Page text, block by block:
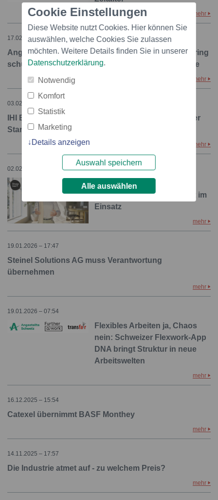
mehr
17.02.2026 – 19:30
Angestellte Schweiz fordert Transparenz: CSL Behring
schuldet Antworten und eine klare Standortstrategie
mehr
03.02.2026 – 18:00
IHI Bernex AG: massiver Stellenabbau am Schweizer
Standort - Angestellte Schweiz fordert Lösungen
mehr
02.02.2026 – 09:23
Psychische Belastungen
nehmen zu: "Ella" vermehrt im
Einsatz
mehr
19.01.2026 – 17:47
Steinel Solutions AG muss Verantwortung
übernehmen
mehr
19.01.2026 – 07:54
Flexibles Arbeiten ja, Chaos
nein: Schweizer Flexwork-App
DNA bringt Struktur in neue
Arbeitswelten
mehr
16.12.2025 – 15:54
Catexel übernimmt BASF Monthey
mehr
14.11.2025 – 17:57
Die Industrie atmet auf - zu welchem Preis?
mehr
Cookie Einstellungen
Diese Website nutzt Cookies. Hier können Sie
auswählen, welche Cookies Sie zulassen
möchten. Weitere Details finden Sie in unserer
Datenschutzerklärung.
Notwendig
Komfort
Statistik
Marketing
Details anzeigen
Auswahl speichern
Alle auswählen